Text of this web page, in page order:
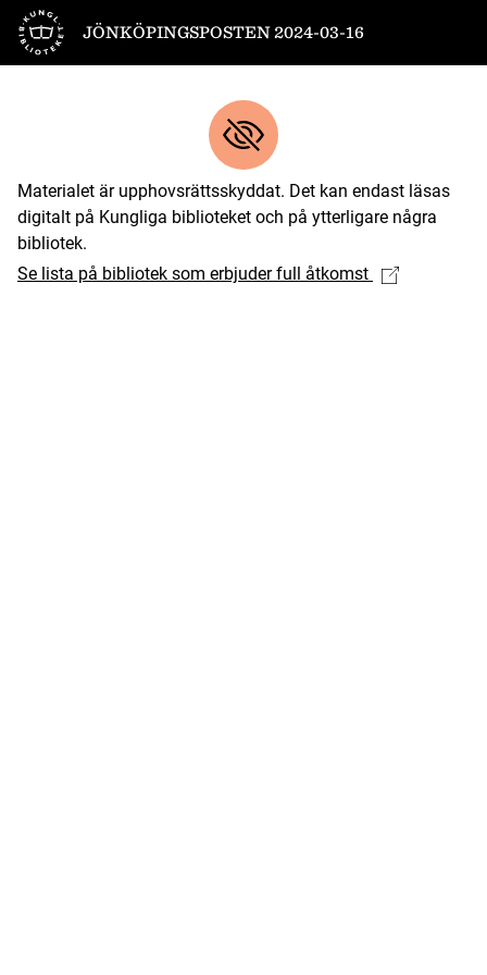
Till startsidan
JÖNKÖPINGSPOSTEN 2024-03-16
Materialet är upphovsrättsskyddat. Det kan endast läsas
digitalt på Kungliga biblioteket och på ytterligare några
bibliotek.
Se lista på bibliotek som erbjuder full åtkomst